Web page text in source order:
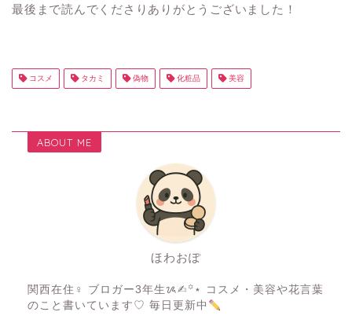
最後まで読んでくださりありがとうございました！
コスメ タカミ 偽物 化粧品 美容
ABOUT ME
ほわおぽ
関西在住♀ ブロガー3年生ᝰ✍︎꙳⋆ コスメ・美容や花言葉
のこと書いています♡ 毎日更新中